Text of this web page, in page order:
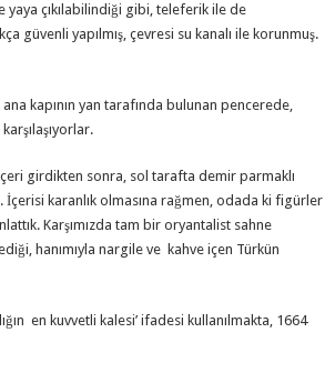
yaya çıkılabilindiği gibi, teleferik ile de
güvenli yapılmış, çevresi su kanalı ile korunmuş.
kapının yan tarafında bulunan pencerede,
girdikten sonra, sol tarafta demir parmaklı
İçerisi karanlık olmasına rağmen, odada ki figürler
Karşımızda tam bir oryantalist sahne
hanımıyla nargile ve kahve içen Türkün
en kuvvetli kalesi’ ifadesi kullanılmakta, 1664